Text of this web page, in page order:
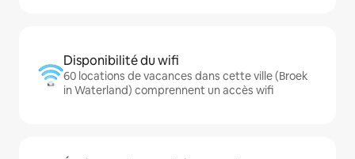
Disponibilité du wifi
60 locations de vacances dans cette ville (Broek
in Waterland) comprennent un accès wifi